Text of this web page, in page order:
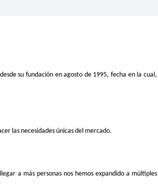
su fundación en agosto de 1995, fecha en la cual,
las necesidades únicas del mercado.
a más personas nos hemos expandido a múltiples